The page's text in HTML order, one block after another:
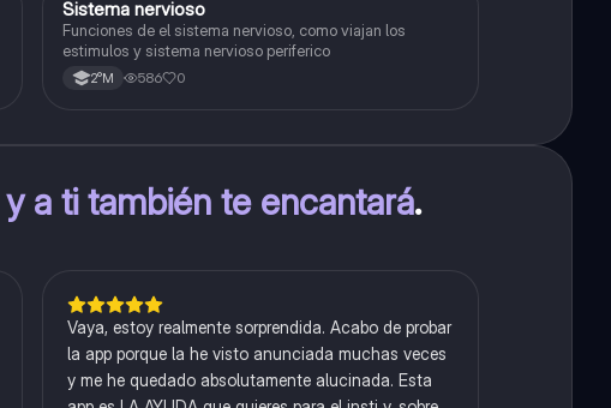
SBiología
Sistema nervioso
Funciones de el sistema nervioso, como viajan los
estimulos y sistema nervioso periferico
2°M 586 0
y a ti también te encantará.
Vaya, estoy realmente sorprendida. Acabo de probar
la app porque la he visto anunciada muchas veces
y me he quedado absolutamente alucinada. Esta